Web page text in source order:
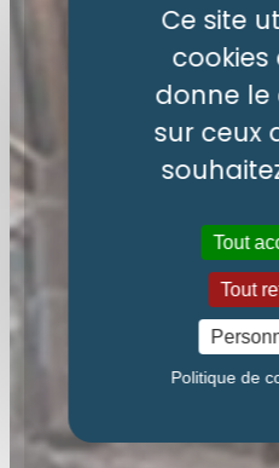
de la
Ce site
cookies
donne
sur ceux
Tout
Tout
Politique de